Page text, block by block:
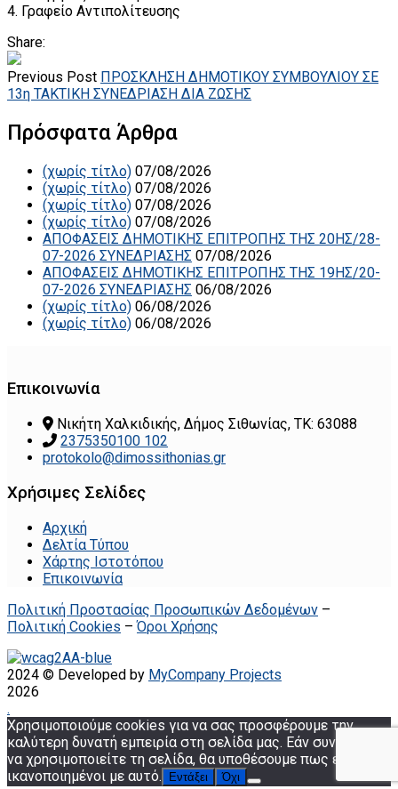
4. Γραφείο Αντιπολίτευσης
Share:
Previous Post ΠΡΟΣΚΛΗΣΗ ΔΗΜΟΤΙΚΟΥ ΣΥΜΒΟΥΛΙΟΥ ΣΕ
13η ΤΑΚΤΙΚΗ ΣΥΝΕΔΡΙΑΣΗ ΔΙΑ ΖΩΣΗΣ
Πρόσφατα Άρθρα
(χωρίς τίτλο) 07/08/2026
(χωρίς τίτλο) 07/08/2026
(χωρίς τίτλο) 07/08/2026
(χωρίς τίτλο) 07/08/2026
ΑΠΟΦΑΣΕΙΣ ΔΗΜΟΤΙΚΗΣ ΕΠΙΤΡΟΠΗΣ ΤΗΣ 20ΗΣ/28-
07-2026 ΣΥΝΕΔΡΙΑΣΗΣ 07/08/2026
ΑΠΟΦΑΣΕΙΣ ΔΗΜΟΤΙΚΗΣ ΕΠΙΤΡΟΠΗΣ ΤΗΣ 19ΗΣ/20-
07-2026 ΣΥΝΕΔΡΙΑΣΗΣ 06/08/2026
(χωρίς τίτλο) 06/08/2026
(χωρίς τίτλο) 06/08/2026
Επικοινωνία
Νικήτη Χαλκιδικής, Δήμος Σιθωνίας, ΤΚ: 63088
2375350100 102
protokolo@dimossithonias.gr
Χρήσιμες Σελίδες
Αρχική
Δελτία Τύπου
Χάρτης Ιστοτόπου
Επικοινωνία
Πολιτική Προστασίας Προσωπικών Δεδομένων –
Πολιτική Cookies –Όροι Χρήσης
2024 © Developed by MyCompany Projects
2026
.
Χρησιμοποιούμε cookies για να σας προσφέρουμε την
καλύτερη δυνατή εμπειρία στη σελίδα μας. Εάν συνεχίσετε
να χρησιμοποιείτε τη σελίδα, θα υποθέσουμε πως είστε
ικανοποιημένοι με αυτό.
Εντάξει Όχι